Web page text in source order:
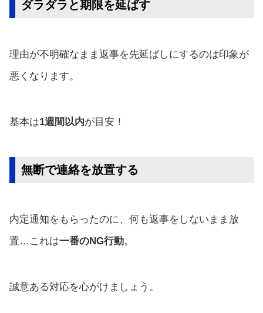
ダラダラと期限を延ばす
理由が不明確なまま返事を先延ばしにするのは印象が
悪くなります。
基本は1週間以内が目安！
無断で連絡を放置する
内定通知をもらったのに、何も返事をしないまま放
置…これは一番のNG行動。
誠意ある対応を心がけましょう。